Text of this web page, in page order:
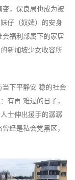
，保良局也成为被
仔（奴婢）的安身
福利部属下的家居
新加坡少女收容所
下平静安 稳的社会
有再 难过的日子，
士伸出援手的潺潺
经是私会党黑区，